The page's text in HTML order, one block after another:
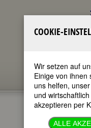
COOKIE-
Wir setzen auf
Einige von ihnen
uns helfen,
und
akzeptieren per
ALLE